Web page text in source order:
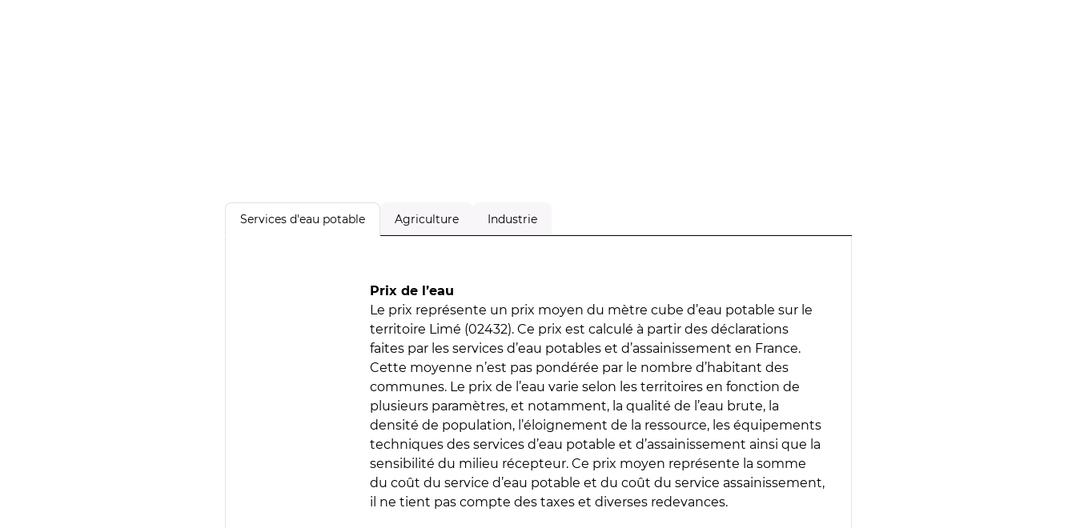
Services d'eau potable Agriculture Industrie
Prix de l’eau
Le prix représente un prix moyen du mètre cube d’eau potable sur le
territoire Limé (02432). Ce prix est calculé à partir des déclarations
faites par les services d’eau potables et d’assainissement en France.
Cette moyenne n’est pas pondérée par le nombre d’habitant des
communes. Le prix de l’eau varie selon les territoires en fonction de
plusieurs paramètres, et notamment, la qualité de l’eau brute, la
densité de population, l’éloignement de la ressource, les équipements
techniques des services d’eau potable et d’assainissement ainsi que la
sensibilité du milieu récepteur. Ce prix moyen représente la somme
du coût du service d’eau potable et du coût du service assainissement,
il ne tient pas compte des taxes et diverses redevances.